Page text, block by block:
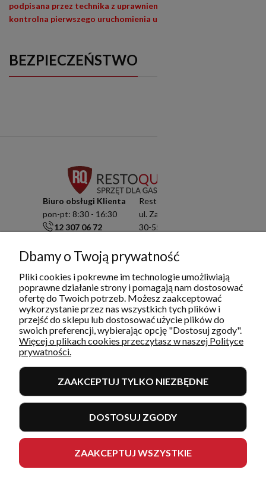
podpisana przez technika z uprawnieniami (E1,E3) lista
kontrolna pierwszego uruchomienia urządzenia
BEZPIECZEŃSTWO
Biuro obsługi Klienta
pon-pt: 8:30 - 16:30
12 307 06 72
info@restoquality.pl
Serwis
pon-pt: 8:30 - 16:30
577 609 633
serwis@restoquality.pl
Resto Quality Sp. z o.o.
ul. Zamknięta 10/1.5
30-554 Kraków
KRS: 0000511822
INFORMACJE
MOJE KONTO I ZAMÓWIENIA
Dbamy o Twoją prywatność
Pliki cookies i pokrewne im technologie umożliwiają
poprawne działanie strony i pomagają nam dostosować
ofertę do Twoich potrzeb. Możesz zaakceptować
wykorzystanie przez nas wszystkich tych plików i
przejść do sklepu lub dostosować użycie plików do
swoich preferencji, wybierając opcję "Dostosuj zgody".
Więcej o plikach cookies przeczytasz w naszej Polityce
prywatności.
ZAAKCEPTUJ TYLKO NIEZBĘDNE
DOSTOSUJ ZGODY
ZAAKCEPTUJ WSZYSTKIE